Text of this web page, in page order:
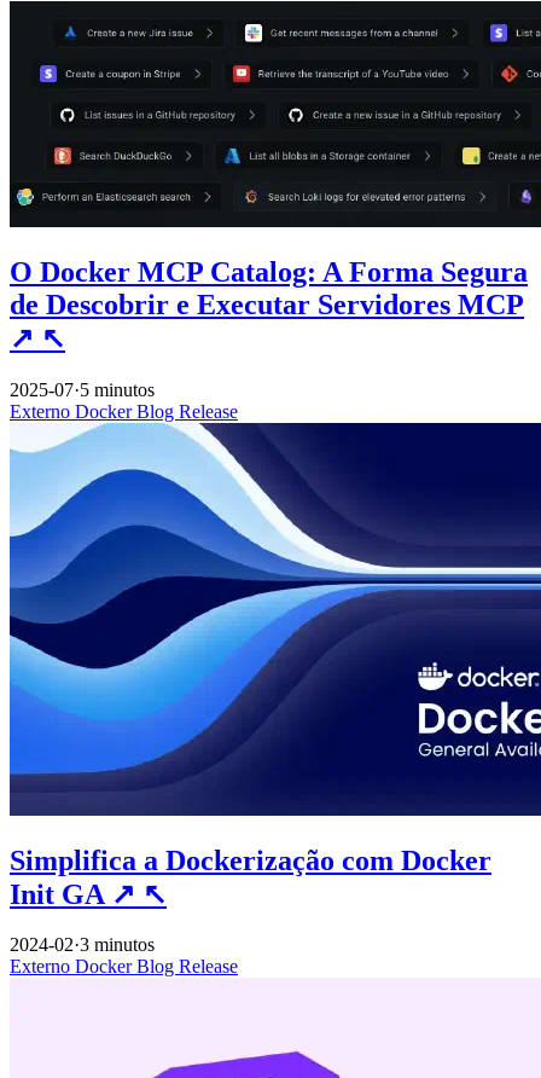
O Docker MCP Catalog: A Forma Segura
de Descobrir e Executar Servidores MCP
↗ ↖
2025-07·5 minutos
Externo DockerBlog Release
Simplifica a Dockerização com Docker
Init GA ↗ ↖
2024-02·3 minutos
Externo DockerBlog Release